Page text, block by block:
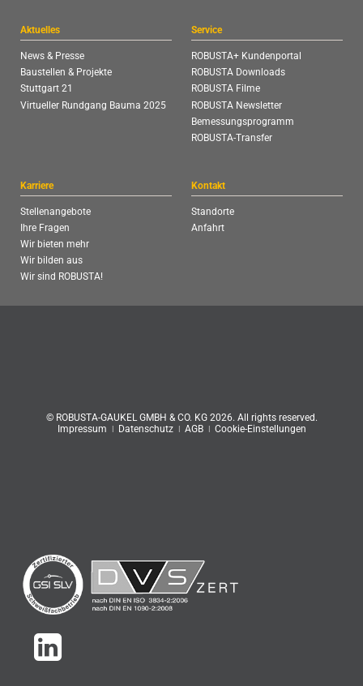
Aktuelles
News & Presse
Baustellen & Projekte
Stuttgart 21
Virtueller Rundgang Bauma 2025
Service
ROBUSTA+ Kundenportal
ROBUSTA Downloads
ROBUSTA Filme
ROBUSTA Newsletter
Bemessungsprogramm
ROBUSTA-Transfer
Karriere
Stellenangebote
Ihre Fragen
Wir bieten mehr
Wir bilden aus
Wir sind ROBUSTA!
Kontakt
Standorte
Anfahrt
© ROBUSTA-GAUKEL GMBH & CO. KG 2026. All rights reserved.
Impressum ǀ Datenschutzǀ AGBǀ Cookie-Einstellungen